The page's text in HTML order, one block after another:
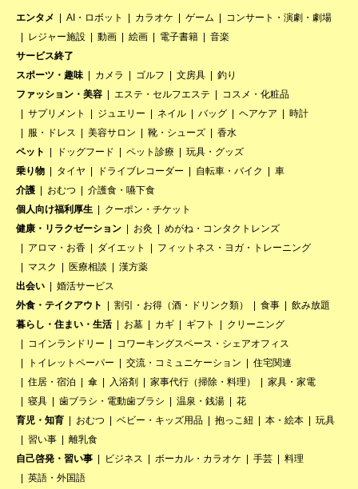
エンタメ AI・ロボット カラオケ ゲーム
コンサート・演劇・劇場
レジャー施設
動画 絵画 電子書籍
音楽
サービス終了
スポーツ・趣味
カメラ ゴルフ 文房具
釣り
ファッション・美容
エステ・セルフエステ
コスメ・化粧品
サプリメント
ジュエリー ネイル バッグ ヘアケア
時計
服・ドレス
美容サロン 靴・シューズ
香水
ペット
ドッグフード ペット診療
玩具・グッズ
乗り物
タイヤ ドライブレコーダー 自転車・バイク
車
介護
おむつ
介護食・嚥下食
個人向け福利厚生
クーポン・チケット
健康・リラクゼーション
お灸
めがね・コンタクトレンズ
アロマ・お香
ダイエット
フィットネス・ヨガ・トレーニング
マスク
医療相談
漢方薬
出会い
婚活サービス
外食・テイクアウト
割引・お得（酒・ドリンク類） 食事
飲み放題
暮らし・住まい・生活
お墓 カギ ギフト
クリーニング
コインランドリー
コワーキングスペース・シェアオフィス
トイレットペーパー
交流・コミュニケーション
住宅関連
住居・宿泊
傘 入浴剤 家事代行（掃除・料理）
家具・家電
寝具
歯ブラシ・電動歯ブラシ 温泉・銭湯
花
育児・知育
おむつ ベビー・キッズ用品 抱っこ紐 本・絵本
玩具
習い事
離乳食
自己啓発・習い事
ビジネス ボーカル・カラオケ 手芸
料理
英語・外国語